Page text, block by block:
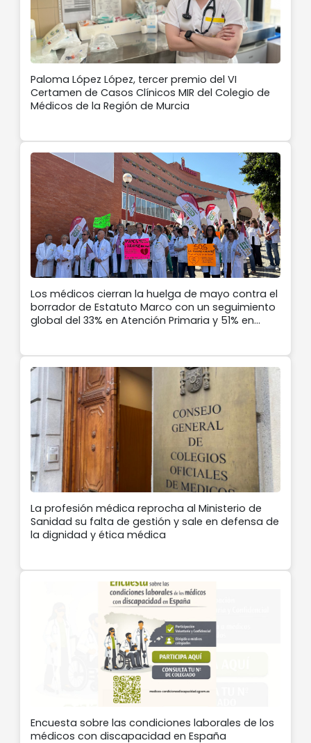
Paloma López López, tercer premio del VI
Certamen de Casos Clínicos MIR del Colegio de
Médicos de la Región de Murcia
Los médicos cierran la huelga de mayo contra el
borrador de Estatuto Marco con un seguimiento
global del 33% en Atención Primaria y 51% en
La profesión médica reprocha al Ministerio de
Sanidad su falta de gestión y sale en defensa de
la dignidad y ética médica
Encuesta sobre las condiciones laborales de los
médicos con discapacidad en España